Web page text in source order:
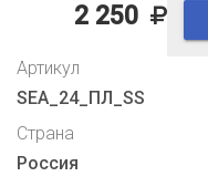
2 250
Артикул
SEA_24_ПЛ_SS
Страна
Россия